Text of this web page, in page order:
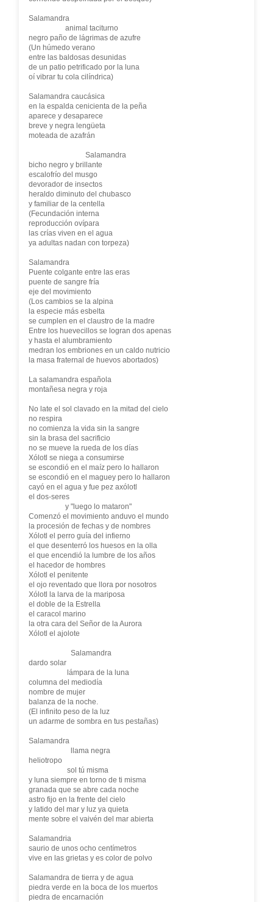
Salamandra
animal taciturno
negro paño de lágrimas de azufre
(Un húmedo verano
entre las baldosas desunidas
de un patio petrificado por la luna
oí vibrar tu cola cilíndrica)
Salamandra caucásica
en la espalda cenicienta de la peña
aparece y desaparece
breve y negra lengüeta
moteada de azafrán
Salamandra
bicho negro y brillante
escalofrío del musgo
devorador de insectos
heraldo diminuto del chubasco
y familiar de la centella
(Fecundación interna
reproducción ovípara
las crías viven en el agua
ya adultas nadan con torpeza)
Salamandra
Puente colgante entre las eras
puente de sangre fría
eje del movimiento
(Los cambios se la alpina
la especie más esbelta
se cumplen en el claustro de la madre
Entre los huevecillos se logran dos apenas
y hasta el alumbramiento
medran los embriones en un caldo nutricio
la masa fraternal de huevos abortados)
La salamandra española
montañesa negra y roja
No late el sol clavado en la mitad del cielo
no respira
no comienza la vida sin la sangre
sin la brasa del sacrificio
no se mueve la rueda de los días
Xólotl se niega a consumirse
se escondió en el maíz pero lo hallaron
se escondió en el maguey pero lo hallaron
cayó en el agua y fue pez axólotl
el dos-seres
y "luego lo mataron"
Comenzó el movimiento anduvo el mundo
la procesión de fechas y de nombres
Xólotl el perro guía del infierno
el que desenterró los huesos en la olla
el que encendió la lumbre de los años
el hacedor de hombres
Xólotl el penitente
el ojo reventado que llora por nosotros
Xólotl la larva de la mariposa
el doble de la Estrella
el caracol marino
la otra cara del Señor de la Aurora
Xólotl el ajolote
Salamandra
dardo solar
lámpara de la luna
columna del mediodía
nombre de mujer
balanza de la noche.
(El infinito peso de la luz
un adarme de sombra en tus pestañas)
Salamandra
llama negra
heliotropo
sol tú misma
y luna siempre en torno de ti misma
granada que se abre cada noche
astro fijo en la frente del cielo
y latido del mar y luz ya quieta
mente sobre el vaivén del mar abierta
Salamandria
saurio de unos ocho centímetros
vive en las grietas y es color de polvo
Salamandra de tierra y de agua
piedra verde en la boca de los muertos
piedra de encarnación